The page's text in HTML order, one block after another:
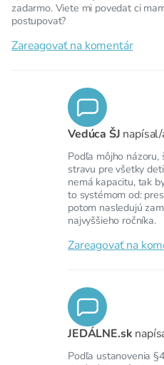
zadarmo. Viete mi povedat ci
postupovat?
Zareagovať na komentár
Vedúca ŠJ
Podľa môjho
stravu pre všetky
nemá kapacitu, tak
to systémom od:
potom nasledujú
najvyššieho ročníka.
Zareagovať na
JEDÁLNE.sk
Podľa ustanovenia